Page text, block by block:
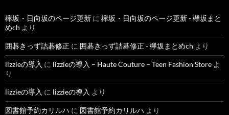
欅坂・日向坂のページ更新 に 欅坂・日向坂のページ更新 - 欅坂まと
めch より
囲碁きっず詰碁修正 に 囲碁きっず詰碁修正 - 欅坂まとめch より
lizzieの導入 に lizzieの導入 – Haute Couture – Teen Fashion Store よ
り
lizzieの導入 に lizzieの導入 より
図書館予約カリルハ に 図書館予約カリルハ より